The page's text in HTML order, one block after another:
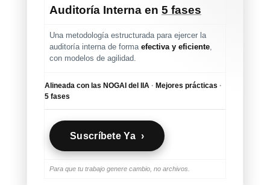
Auditoría Interna en 5 fases
Una metodología estructurada para ejercer la
auditoría interna de forma efectiva y eficiente
con modelos de agilidad.
Alineada con las NOGAI del IIA · Mejores prácticas ·
5 fases
Suscríbete Ya ›
Para que tu trabajo genere cambio, no archivos.